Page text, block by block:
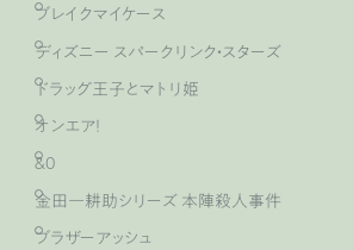
ブレイクマイケース
ディズニー スパークリンク・スターズ
ドラッグ王子とマトリ姫
オンエア！
&0
金田一耕助シリーズ 本陣殺人事件
ブラザーアッシュ